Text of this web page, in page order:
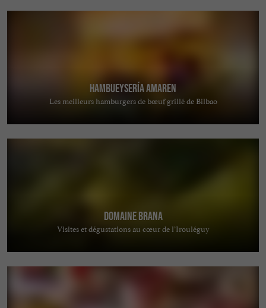
Hambueysería Amaren
Les meilleurs hamburgers de bœuf grillé de Bilbao
Domaine Brana
Visites et dégustations au cœur de l’Irouléguy